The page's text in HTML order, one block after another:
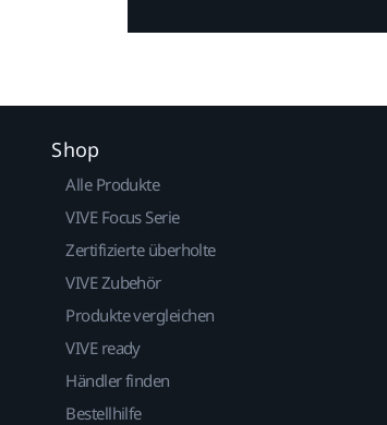
Shop
Alle Produkte
VIVE Focus Serie
Zertifizierte überholte
VIVE Zubehör
Produkte vergleichen
VIVE ready
Händler finden
Bestellhilfe